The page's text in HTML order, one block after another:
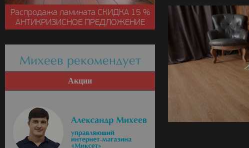
Распродажа ламината СКИДКА15 %
АНТИКРИЗИСНОЕ ПРЕДЛОЖЕНИЕ
Михеев рекомендует
Акции